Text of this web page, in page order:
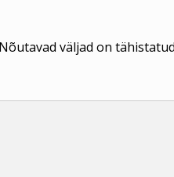
Nõutavad väljad on tähistatud